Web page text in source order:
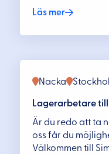
Läs mer
Nacka
Lagerarbetare
Är du redo att ta
oss får du
Välkommen till